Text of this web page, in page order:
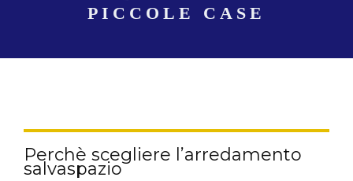
PICCOLE CASE
Perchè scegliere l’arredamento
salvaspazio